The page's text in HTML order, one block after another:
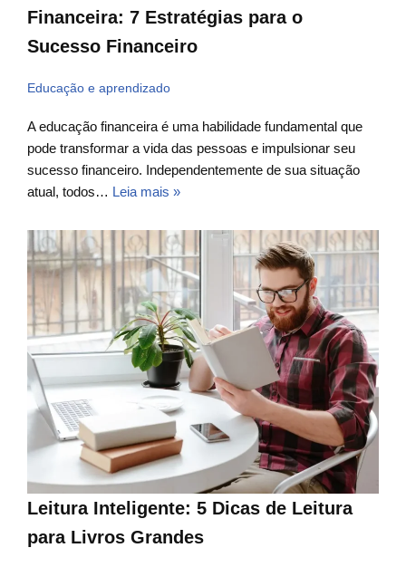
Financeira: 7 Estratégias para o
Sucesso Financeiro
Educação e aprendizado
A educação financeira é uma habilidade fundamental que
pode transformar a vida das pessoas e impulsionar seu
sucesso financeiro. Independentemente de sua situação
atual, todos… Leia mais »
Leitura Inteligente: 5 Dicas de Leitura
para Livros Grandes